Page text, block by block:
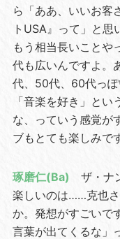
ら「ああ、いいお客
トUSA』って」と思
もう相当長いことや
代も広いんですよ。
代、50代、60代っ
「音楽を好き」と
な、っていう感覚が
ブもとても楽しみで
琢磨仁(Ba)
ザ・ナ
楽しいのは……克也
か。発想がすごいで
言葉が出てくるな」